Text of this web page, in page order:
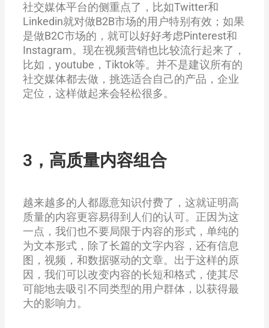
社交媒体平台的侧重点了，比如Twitter和
Linkedin就对做B2B市场的用户特别有效；如果
是做B2C市场的，就可以好好考虑Pinterest和
Instagram。现在视频营销也比较流行起来了，
比如，youtube，Tiktok等。并不是建议所有的
社交媒体都去做，挑选适合自己的产品，企业
定位，这样做起来会轻松很多。
3，高质量内容组合
越来越多的人都愿意知识付费了，这就证明高
质量的内容更容易得到人们的认可。正因为这
一点，我们也不要局限于内容的形式，单纯的
为文本形式，除了长篇的文字内容，还有信息
图，视频，和数据驱动的文章。出于这样的原
因，我们可以改变内容的长短和格式，使其尽
可能地去吸引不同类型的用户群体，以获得最
大的影响力。